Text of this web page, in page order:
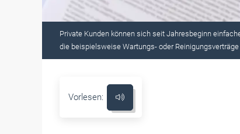
Private Kunden können sich seit Jahresbeginn
die beispielsweise Wartungs- oder
Vorlesen: